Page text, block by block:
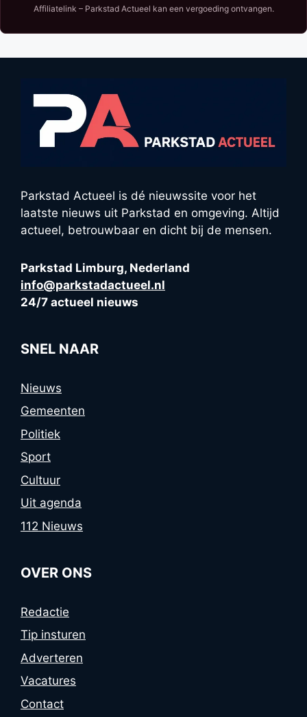
Affiliatelink – Parkstad Actueel kan een vergoeding ontvangen.
Parkstad Actueel is dé nieuwssite voor het
laatste nieuws uit Parkstad en omgeving. Altijd
actueel, betrouwbaar en dicht bij de mensen.
Parkstad Limburg, Nederland
info@parkstadactueel.nl
24/7 actueel nieuws
SNEL NAAR
Nieuws
Gemeenten
Politiek
Sport
Cultuur
Uit agenda
112 Nieuws
OVER ONS
Redactie
Tip insturen
Adverteren
Vacatures
Contact